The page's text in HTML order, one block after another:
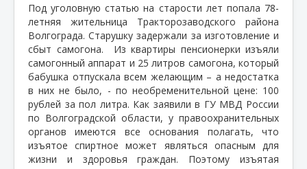
Под уголовную статью на старости лет попала 78-
летняя жительница Тракторозаводского района
Волгограда. Старушку задержали за изготовление и
сбыт самогона.
Из квартиры пенсионерки изъяли
самогонный аппарат и 25 литров самогона, который
бабушка отпускала всем желающим – а недостатка
в них не было, - по необременительной цене: 100
рублей за пол литра. Как заявили в ГУ МВД России
по Волгоградской области, у правоохранительных
органов имеются все основания полагать, что
изъятое спиртное может являться опасным для
жизни и здоровья граждан. Поэтому изъятая